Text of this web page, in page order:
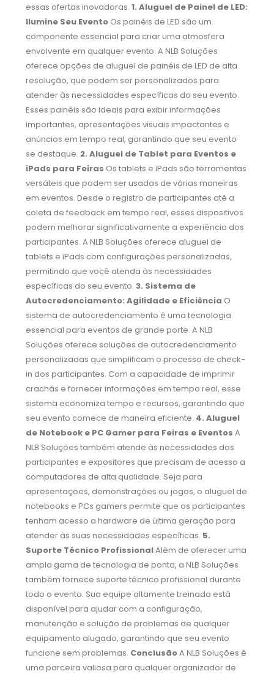
essas ofertas inovadoras.1. Aluguel de Painel de LED:
Ilumine Seu Evento Os painéis de LED são um
componente essencial para criar uma atmosfera
envolvente em qualquer evento. A NLB Soluções
oferece opções de aluguel de painéis de LED de alta
resolução, que podem ser personalizados para
atender às necessidades específicas do seu evento.
Esses painéis são ideais para exibir informações
importantes, apresentações visuais impactantes e
anúncios em tempo real, garantindo que seu evento
se destaque. 2. Aluguel de Tablet para Eventos e
iPads para Feiras Os tablets e iPads são ferramentas
versáteis que podem ser usadas de várias maneiras
em eventos. Desde o registro de participantes até a
coleta de feedback em tempo real, esses dispositivos
podem melhorar significativamente a experiência dos
participantes. A NLB Soluções oferece aluguel de
tablets e iPads com configurações personalizadas,
permitindo que você atenda às necessidades
específicas do seu evento.3. Sistema de
Autocredenciamento: Agilidade e Eficiência O
sistema de autocredenciamento é uma tecnologia
essencial para eventos de grande porte. A NLB
Soluções oferece soluções de autocredenciamento
personalizadas que simplificam o processo de check-
in dos participantes. Com a capacidade de imprimir
crachás e fornecer informações em tempo real, esse
sistema economiza tempo e recursos, garantindo que
seu evento comece de maneira eficiente. 4. Aluguel
de Notebook e PC Gamer para Feiras e Eventos A
NLB Soluções também atende às necessidades dos
participantes e expositores que precisam de acesso a
computadores de alta qualidade. Seja para
apresentações, demonstrações ou jogos, o aluguel de
notebooks e PCs gamers permite que os participantes
tenham acesso a hardware de última geração para
atender às suas necessidades específicas. 5.
Suporte Técnico ProfissionalAlém de oferecer uma
ampla gama de tecnologia de ponta, a NLB Soluções
também fornece suporte técnico profissional durante
todo o evento. Sua equipe altamente treinada está
disponível para ajudar com a configuração,
manutenção e solução de problemas de qualquer
equipamento alugado, garantindo que seu evento
funcione sem problemas. ConclusãoA NLB Soluções é
uma parceira valiosa para qualquer organizador de